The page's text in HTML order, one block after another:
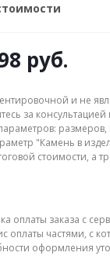
руб.
и не
за
размеров,
"Камень в
стоимости, а
оплаты заказа с
оплаты частями, с
оформления